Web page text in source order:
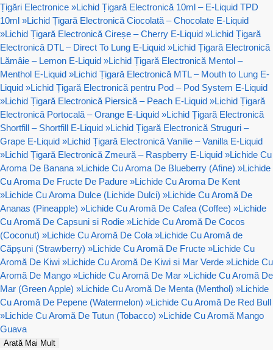
Țigări Electronice »Lichid Țigară Electronică 10ml – E-Liquid TPD
10ml »Lichid Țigară Electronică Ciocolată – Chocolate E-Liquid
»Lichid Țigară Electronică Cireșe – Cherry E-Liquid »Lichid Țigară
Electronică DTL – Direct To Lung E-Liquid »Lichid Țigară Electronică
Lămâie – Lemon E-Liquid »Lichid Țigară Electronică Mentol –
Menthol E-Liquid »Lichid Țigară Electronică MTL – Mouth to Lung E-
Liquid »Lichid Țigară Electronică pentru Pod – Pod System E-Liquid
»Lichid Țigară Electronică Piersică – Peach E-Liquid »Lichid Țigară
Electronică Portocală – Orange E-Liquid »Lichid Țigară Electronică
Shortfill – Shortfill E-Liquid »Lichid Țigară Electronică Struguri –
Grape E-Liquid »Lichid Țigară Electronică Vanilie – Vanilla E-Liquid
»Lichid Țigară Electronică Zmeură – Raspberry E-Liquid »Lichide Cu
Aroma De Banana »Lichide Cu Aroma De Blueberry (Afine) »Lichide
Cu Aroma De Fructe De Padure »Lichide Cu Aroma De Kent
»Lichide Cu Aroma Dulce (Lichide Dulci) »Lichide Cu Aromă De
Ananas (Pineapple) »Lichide Cu Aromă De Cafea (Coffee) »Lichide
Cu Aromă De Capsuni si Rodie »Lichide Cu Aromă De Cocos
(Coconut) »Lichide Cu Aromă De Cola »Lichide Cu Aromă de
Căpșuni (Strawberry) »Lichide Cu Aromă De Fructe »Lichide Cu
Aromă De Kiwi »Lichide Cu Aromă De Kiwi si Mar Verde »Lichide Cu
Aromă De Mango »Lichide Cu Aromă De Mar »Lichide Cu Aromă De
Mar (Green Apple) »Lichide Cu Aromă De Menta (Menthol) »Lichide
Cu Aromă De Pepene (Watermelon) »Lichide Cu Aromă De Red Bull
»Lichide Cu Aromă De Tutun (Tobacco) »Lichide Cu Aromă Mango
Guava
Arată Mai Mult